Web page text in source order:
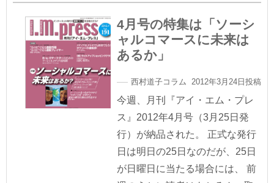
4月号の特集は「ソーシ
ャルコマースに未来は
あるか」
西村道子コラム 2012年3月24日投稿
今週、月刊『アイ・エム・プレ
ス』2012年4月号（3月25日発
行）が納品された。 正式な発行
日は明日の25日なのだが、25日
が日曜日に当たる場合には、 前